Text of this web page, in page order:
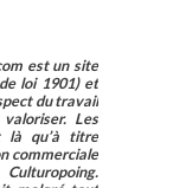
est un site
loi 1901) et
du travail
Les
là qu’à titre
commerciale